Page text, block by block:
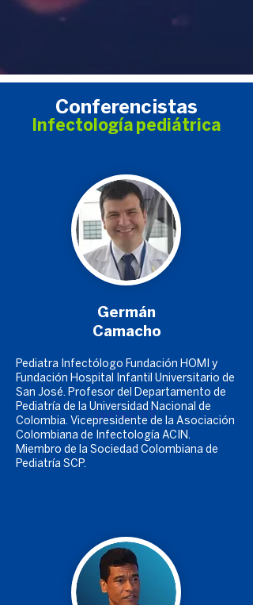
Conferencistas
Infectología pediátrica
Germán
Camacho
Lentes VR
Pediatra Infectólogo Fundación HOMI y
Fundación Hospital Infantil Universitario de
San José. Profesor del Departamento de
Pediatría de la Universidad Nacional de
Colombia. Vicepresidente de la Asociación
Colombiana de Infectología ACIN.
Miembro de la Sociedad Colombiana de
Pediatría SCP.